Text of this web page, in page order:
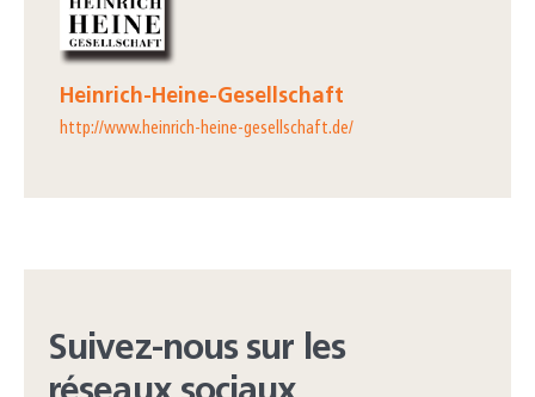
Heinrich-Heine-Gesellschaft
http://www.heinrich-heine-gesellschaft.de/
Suivez-nous sur les